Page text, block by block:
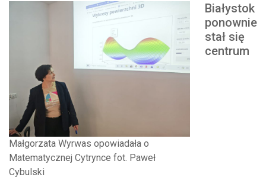
Małgorzata Wyrwas opowiadała o
Matematycznej Cytrynce fot. Paweł
Cybulski
Białystok
ponownie
stał się
centrum